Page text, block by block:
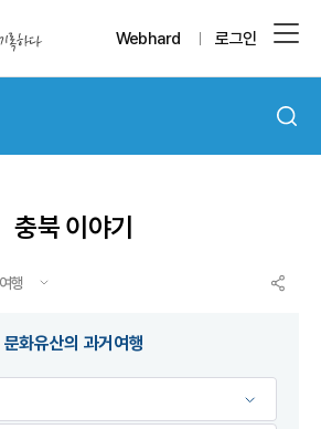
Webhard 로그인
충북 이야기
행
문화유산의 과거여행